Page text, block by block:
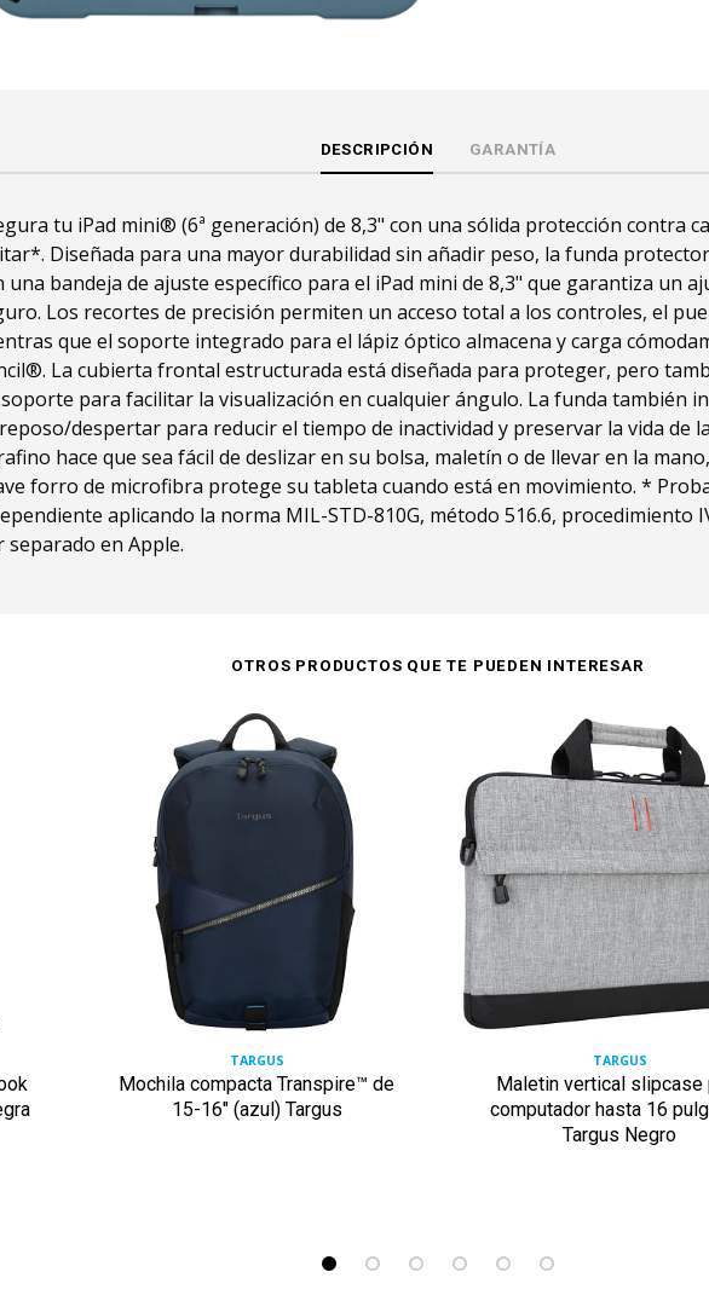
DESCRIPCIÓN GARANTÍA
tu iPad mini® (6ª generación) de 8,3" con una sólida protección contra
Diseñada para una mayor durabilidad sin añadir peso, la funda
una bandeja de ajuste específico para el iPad mini de 8,3" que garantiza un
Los recortes de precisión permiten un acceso total a los controles, el
que el soporte integrado para el lápiz óptico almacena y carga
La cubierta frontal estructurada está diseñada para proteger, pero
para facilitar la visualización en cualquier ángulo. La funda también
despertar para reducir el tiempo de inactividad y preservar la vida de
hace que sea fácil de deslizar en su bolsa, maletín o de llevar en la
forro de microfibra protege su tableta cuando está en movimiento. *
aplicando la norma MIL-STD-810G, método 516.6, procedimiento
separado en Apple.
OTROS PRODUCTOS QUE TE PUEDEN INTERESAR
TARGUS
Mochila compacta Transpire™ de
15-16" (azul) Targus
TARGUS
Maletin vertical slipcase
computador hasta 16
Targus Negro